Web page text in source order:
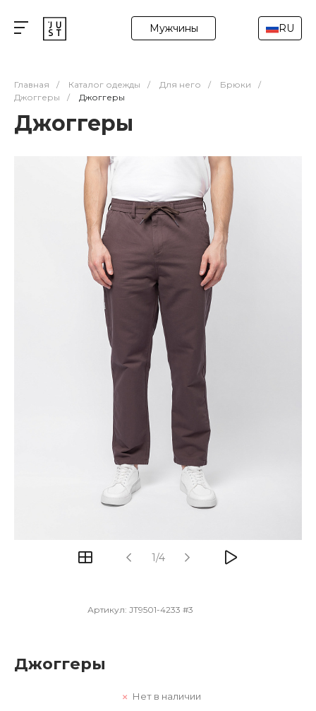
Мужчины RU
Главная / Каталог одежды / Для него / Брюки
/
Джоггеры
/ Джоггеры
Джоггеры
1/4
Артикул: JT9501-4233 #3
Джоггеры
Нет в наличии